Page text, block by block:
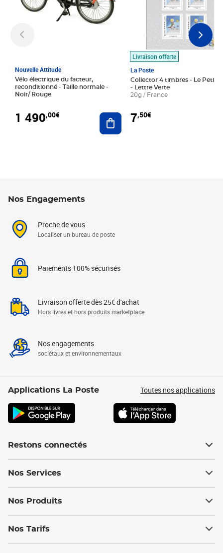
Nouvelle Attitude
Vélo électrique du facteur,
reconditionné - Taille normale -
Noir/ Rouge
1 490,00€ Ajouter au panier
Livraison offerte
La Poste
Collector 4 timbres - Le Petit
- Lettre Verte
20g / France
7,50€
Nos Engagements
Proche de vous
Localiser un bureau de poste
Paiements 100% sécurisés
Livraison offerte dès 25€ d'achat
Hors livres et hors produits marketplace
Nos engagements
sociétaux et environnementaux
Applications La Poste Toutes nos applications
Restons connectés
Nos Services
Nos Produits
Nos Tarifs